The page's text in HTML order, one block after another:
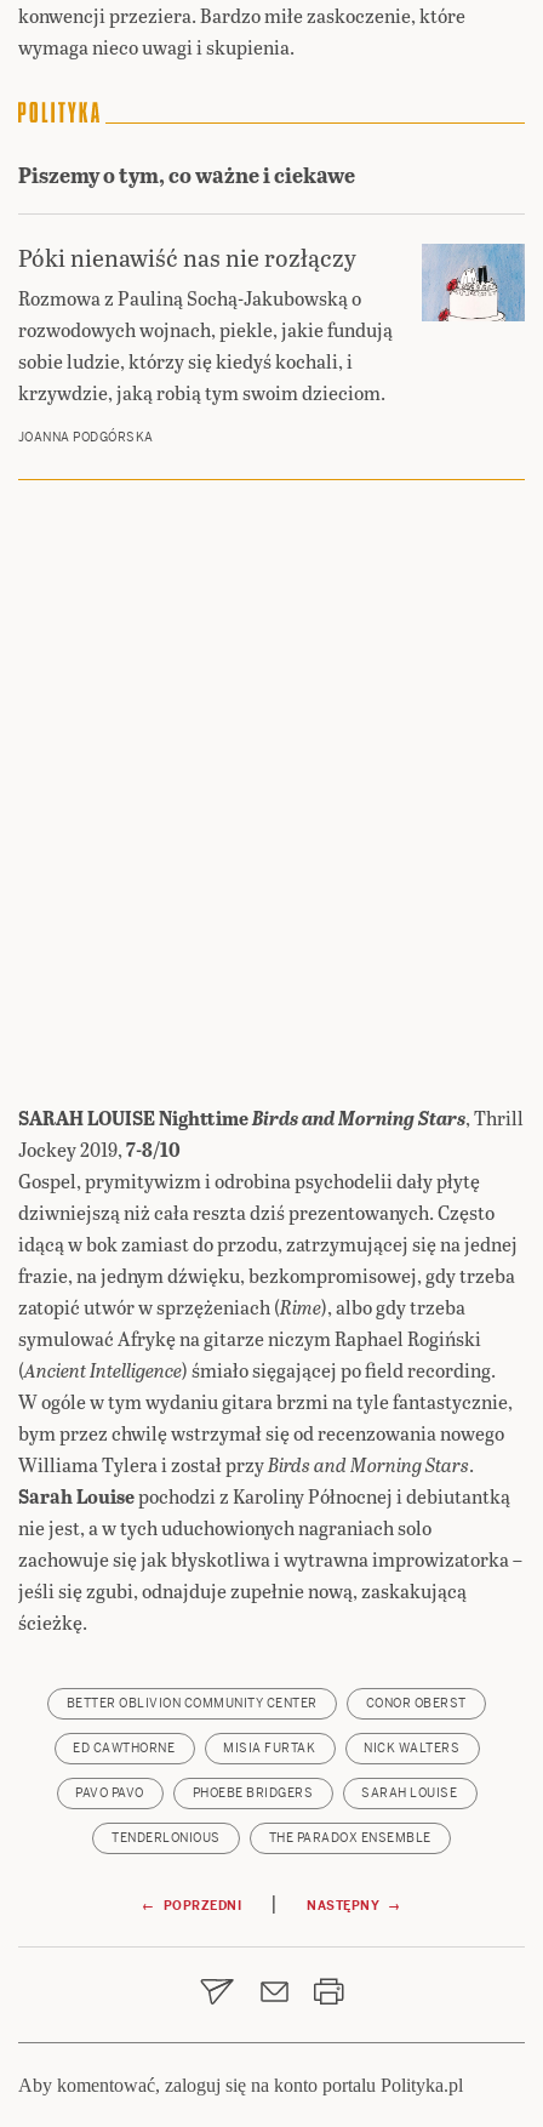
konwencji przeziera. Bardzo miłe zaskoczenie, które
wymaga nieco uwagi i skupienia.
Piszemy o tym, co ważne i ciekawe
Póki nienawiść nas nie rozłączy
Rozmowa z Pauliną Sochą-Jakubowską o
rozwodowych wojnach, piekle, jakie fundują
sobie ludzie, którzy się kiedyś kochali, i
krzywdzie, jaką robią tym swoim dzieciom.
JOANNA PODGÓRSKA
SARAH LOUISE NighttimeBirds and Morning Stars, Thrill
Jockey 2019,7-8/10
Gospel, prymitywizm i odrobina psychodelii dały płytę
dziwniejszą niż cała reszta dziś prezentowanych. Często
idącą w bok zamiast do przodu, zatrzymującej się na jednej
frazie, na jednym dźwięku, bezkompromisowej, gdy trzeba
zatopić utwór w sprzężeniach (Rime), albo gdy trzeba
symulować Afrykę na gitarze niczym Raphael Rogiński
(Ancient Intelligence) śmiało sięgającej po field recording.
W ogóle w tym wydaniu gitara brzmi na tyle fantastycznie,
bym przez chwilę wstrzymał się od recenzowania nowego
Williama Tylera i został przyBirds and Morning Stars.
Sarah Louisepochodzi z Karoliny Północnej i debiutantką
nie jest, a w tych uduchowionych nagraniach solo
zachowuje się jak błyskotliwa i wytrawna improwizatorka –
jeśli się zgubi, odnajduje zupełnie nową, zaskakującą
ścieżkę.
BETTER OBLIVION COMMUNITY CENTER CONOR OBERST
ED CAWTHORNE MISIA FURTAK NICK WALTERS
PAVO PAVO PHOEBE BRIDGERS SARAH LOUISE
TENDERLONIOUS THE PARADOX ENSEMBLE
Nawigacja
wpisu
← POPRZEDNI | NASTĘPNY →
Aby komentować, zaloguj się na konto portalu Polityka.pl